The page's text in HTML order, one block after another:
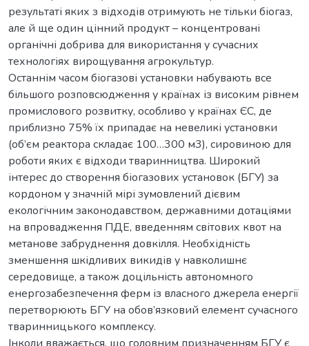
результаті яких з відходів отримують не тільки біогаз,
але й ще один цінний продукт – концентровані
органічні добрива для використання у сучасних
технологіях вирощування агрокультур.
Останнім часом біогазові установки набувають все
більшого розповсюдження у країнах із високим рівнем
промислового розвитку, особливо у країнах ЄС, де
приблизно 75% їх припадає на невеликі установки
(об’єм реактора складає 100…300 м3), сировиною для
роботи яких є відходи тваринництва. Широкий
інтерес до створення біогазових установок (БГУ) за
кордоном у значній мірі зумовлений дієвим
екологічним законодавством, державними дотаціями
на впровадження ПДЕ, введенням світових квот на
метанове забруднення довкілля. Необхідність
зменшення шкідливих викидів у навколишнє
середовище, а також доцільність автономного
енергозабезпечення ферм із власного джерела енергії
перетворюють БГУ на обов’язковий елемент сучасного
тваринницького комплексу.